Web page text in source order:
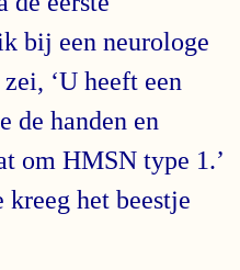
bij een neurologe
‘U heeft een
de handen en
om HMSN type 1.’
het beestje